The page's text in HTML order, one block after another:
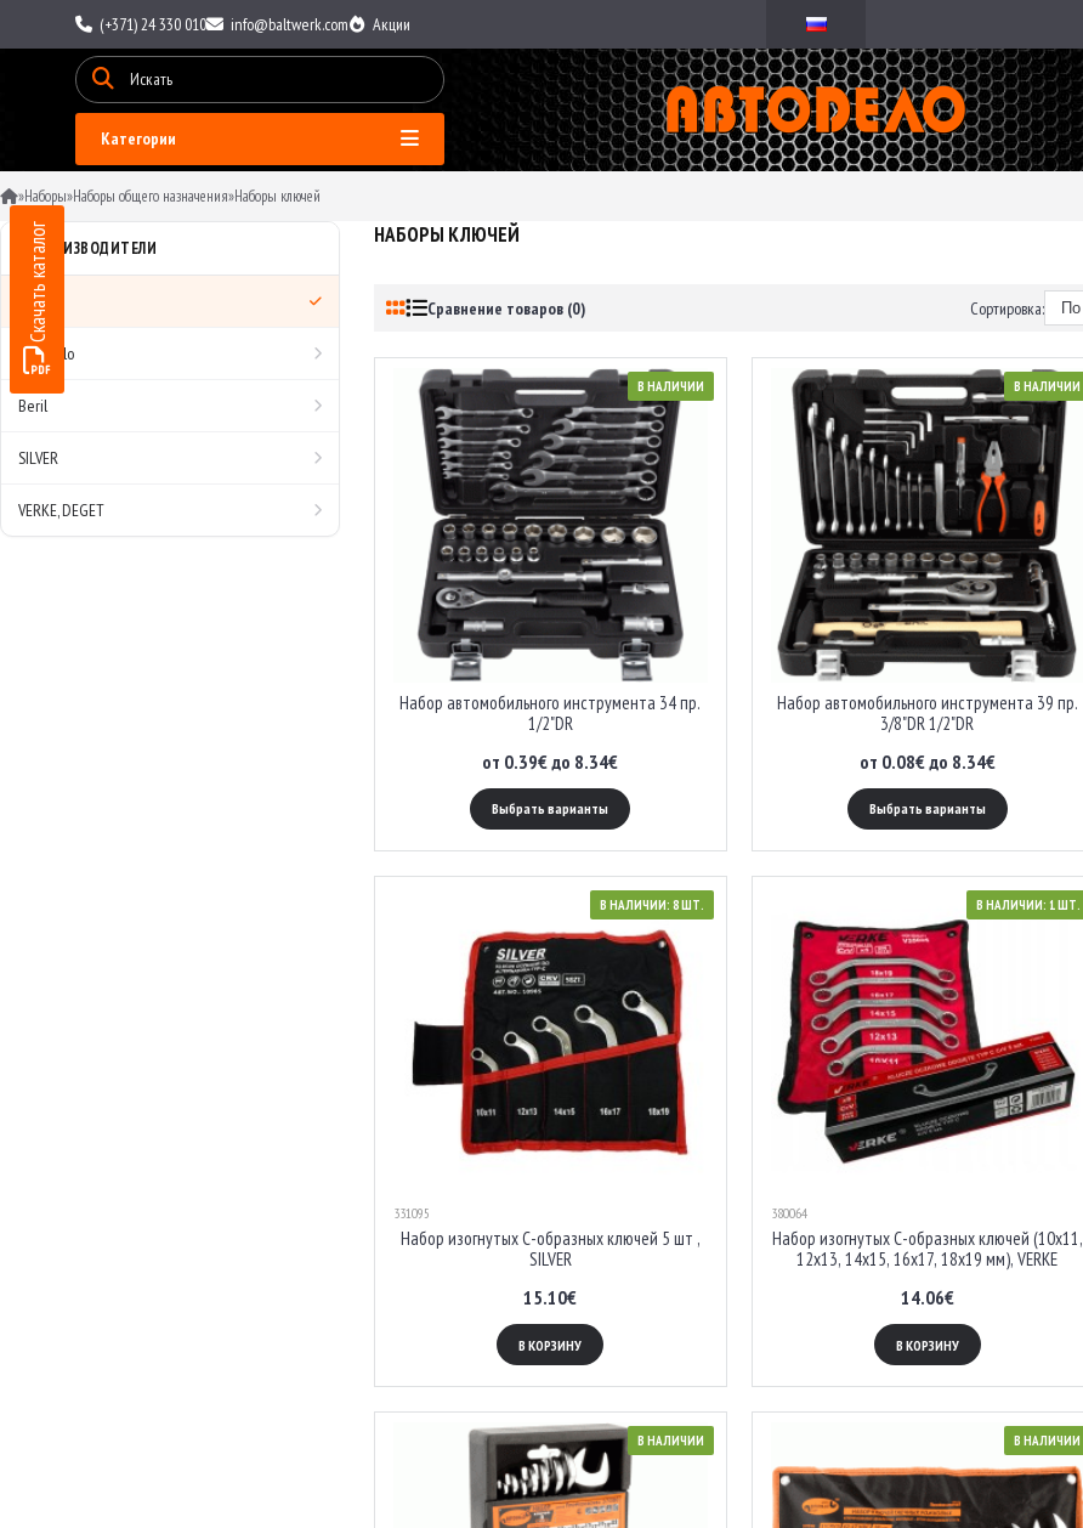
(+371) 24 330 010 info@baltwerk.com Акции
Категории
Скачать каталог
»Наборы»Наборы общего назначения»Наборы ключей
ПРОИЗВОДИТЕЛИ
Все
AvtoDelo
Beril
SILVER
VERKE, DEGET
НАБОРЫ КЛЮЧЕЙ
Сравнение товаров (0) Сортировка:
В НАЛИЧИИ
Набор автомобильного инструмента 34 пр.
1/2"DR
от 0.39€ до 8.34€
Выбрать варианты
В НАЛИЧИИ
Набор автомобильного инструмента 39 пр.
3/8"DR 1/2"DR
от 0.08€ до 8.34€
Выбрать варианты
В НАЛИЧИИ: 8 ШТ.
331095
Набор изогнутых С-образных ключей 5 шт ,
SILVER
15.10€
В КОРЗИНУ
В НАЛИЧИИ: 1 ШТ.
380064
Набор изогнутых С-образных ключей (10x11,
12x13, 14x15, 16x17, 18x19 мм), VERKE
14.06€
В КОРЗИНУ
В НАЛИЧИИ В НАЛИЧИИ